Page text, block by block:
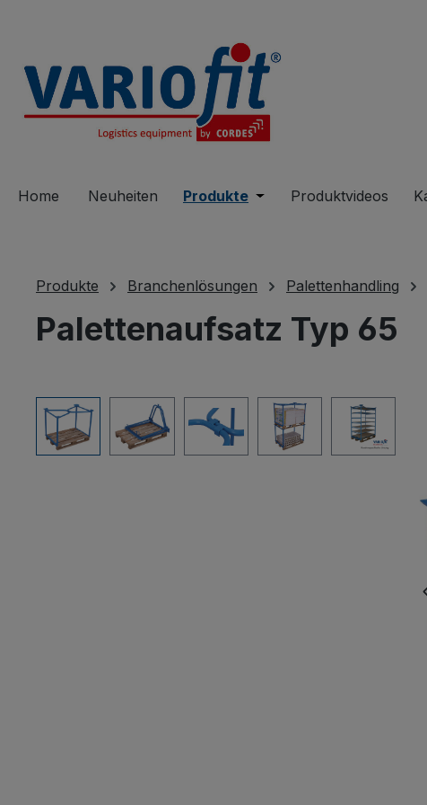
Home Neuheiten Produkte Öffne oder Schließe das
Produktvideos
Produkte Branchenlösungen Palettenhandling
Palettenaufsatz Typ 65
Bildergalerie überspringen